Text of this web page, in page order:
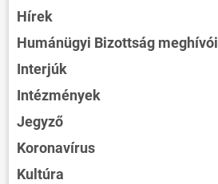
Hírek
Humánügyi Bizottság meghívói
Interjúk
Intézmények
Jegyző
Koronavírus
Kultúra